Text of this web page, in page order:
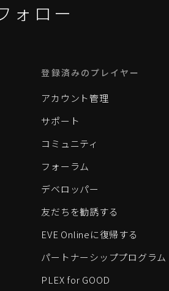
ォロー
登録済みのプレイヤー
アカウント管理
サポート
コミュニティ
フォーラム
デベロッパー
友だちを勧誘する
EVE Onlineに復帰する
パートナーシッププログラム
PLEX for GOOD